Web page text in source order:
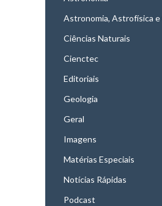
Astronomia, Astrofísica e
Ciências Naturais
Cienctec
Editoriais
Geologia
Geral
Imagens
Matérias Especiais
Notícias Rápidas
Podcast